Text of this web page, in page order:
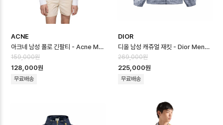
ACNE
아크네 남성 폴로 긴팔티 - Acne Mens Polo Tshirt - anc16754x
159,000원
128,000원
무료배송
DIOR
디올 남성 캐쥬얼 재킷 - Dior Mens Casual Jacket - dic16753x
269,000원
225,000원
무료배송